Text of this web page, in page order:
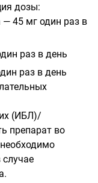
дозы:
45 мг один раз в
раз в день
раз в день
(ИБЛ)/
препарат во